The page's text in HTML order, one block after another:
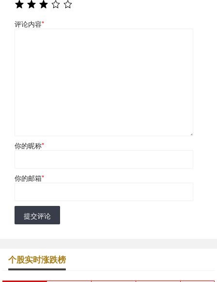
评论内容*
你的昵称*
你的邮箱*
提交评论
个股实时涨跌榜